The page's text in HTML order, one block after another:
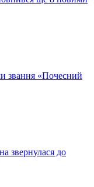
звання «Почесний
звернулася до